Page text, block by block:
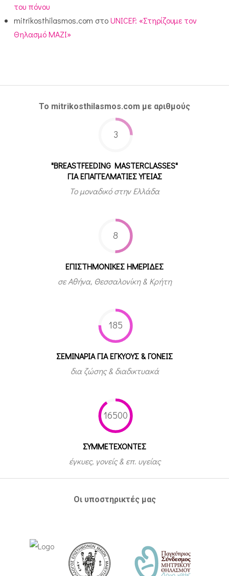
του πόνου
mitrikosthilasmos.com στοUNICEF: «Στηρίζουμε τον
Θηλασμό ΜΑΖΙ»
Το mitrikosthilasmos.com με αριθμούς
3
"BREASTFEEDING MASTERCLASSES"
ΓΙΑ ΕΠΑΓΓΕΛΜΑΤΙΕΣ ΥΓΕΙΑΣ
Το μοναδικό στην Ελλάδα
8
ΕΠΙΣΤΗΜΟΝΙΚΕΣ ΗΜΕΡΙΔΕΣ
σε Αθήνα, Θεσσαλονίκη & Κρήτη
185
ΣΕΜΙΝΑΡΙΑ ΓΙΑ ΕΓΚΥΟΥΣ & ΓΟΝΕΙΣ
δια ζώσης & διαδικτυακά
16500
ΣΥΜΜΕΤEΧΟΝΤΕΣ
έγκυες, γονείς & επ. υγείας
Οι υποστηρικτές μας